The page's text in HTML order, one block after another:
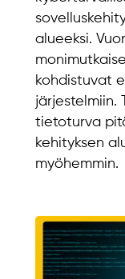
alueeksi.
kohdistuvat
järjestelmiin.
tietoturva
kehityksen
myöhemmin.